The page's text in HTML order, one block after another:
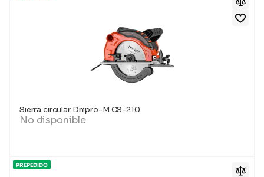
Sierra circular Dnipro-M CS-210
No disponible
PREPEDIDO